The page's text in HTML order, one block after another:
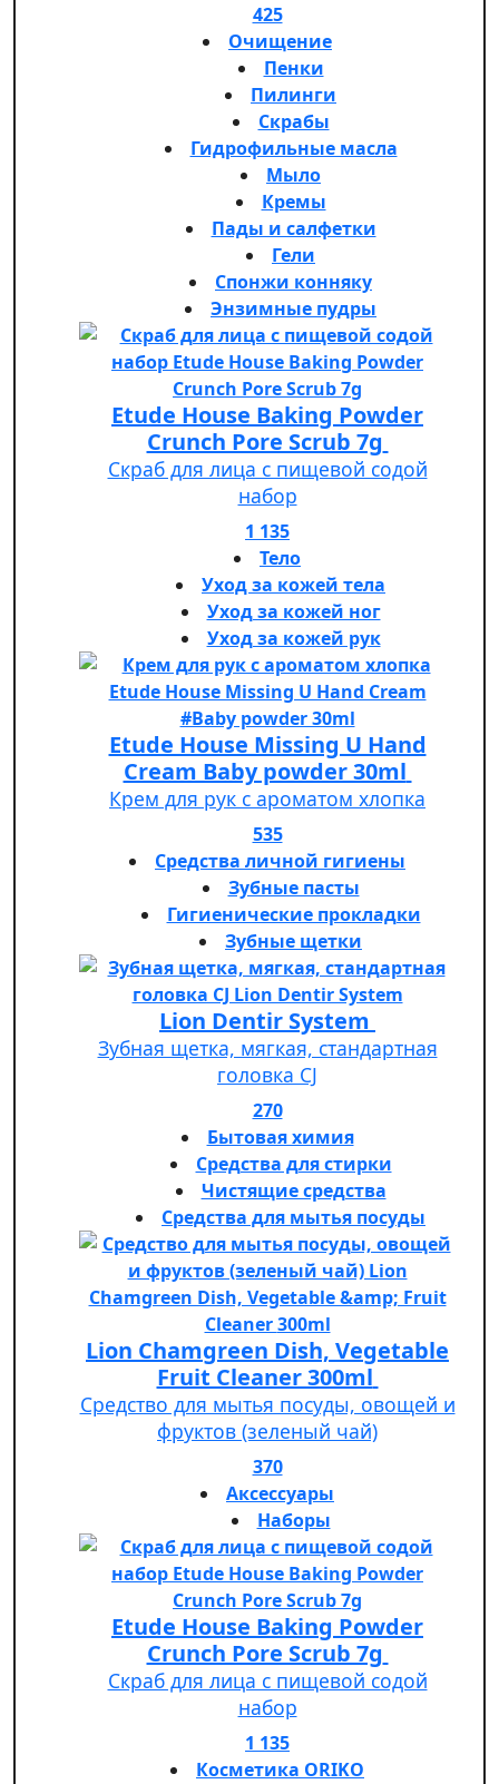
425
Очищение
Пенки
Пилинги
Скрабы
Гидрофильные масла
Мыло
Кремы
Пады и салфетки
Гели
Спонжи конняку
Энзимные пудры
Etude House Baking Powder
Crunch Pore Scrub 7g
Скраб для лица с пищевой содой
набор
1 135
Тело
Уход за кожей тела
Уход за кожей ног
Уход за кожей рук
Etude House Missing U Hand
Cream Baby powder 30ml
Крем для рук с ароматом хлопка
535
Средства личной гигиены
Зубные пасты
Гигиенические прокладки
Зубные щетки
Lion Dentir System
Зубная щетка, мягкая, стандартная
головка СJ
270
Бытовая химия
Средства для стирки
Чистящие средства
Средства для мытья посуды
Lion Chamgreen Dish, Vegetable
Fruit Cleaner 300ml
Средство для мытья посуды, овощей и
фруктов (зеленый чай)
370
Аксессуары
Наборы
Etude House Baking Powder
Crunch Pore Scrub 7g
Скраб для лица с пищевой содой
набор
1 135
Косметика ORIKO